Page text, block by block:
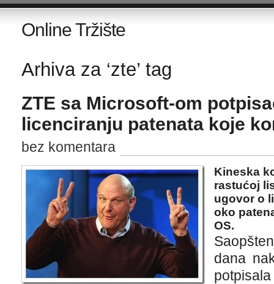
Online Tržište
Arhiva za ‘zte’ tag
ZTE sa Microsoft-om
licenciranju patenata koje
bez komentara
Kineska
rastućoj
ugovor o
oko
OS.
dana